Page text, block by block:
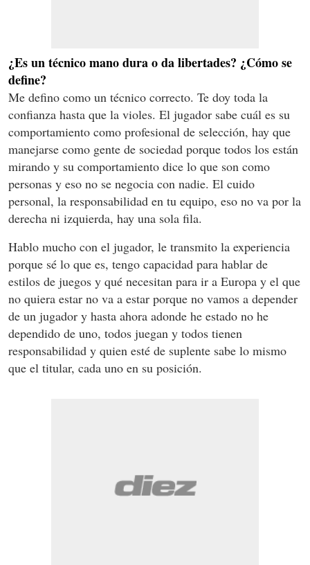
¿Es un técnico mano dura o da libertades? ¿Cómo se
define?
Me defino como un técnico correcto. Te doy toda la
confianza hasta que la violes. El jugador sabe cuál es su
comportamiento como profesional de selección, hay que
manejarse como gente de sociedad porque todos los están
mirando y su comportamiento dice lo que son como
personas y eso no se negocia con nadie. El cuido
personal, la responsabilidad en tu equipo, eso no va por la
derecha ni izquierda, hay una sola fila.
Hablo mucho con el jugador, le transmito la experiencia
porque sé lo que es, tengo capacidad para hablar de
estilos de juegos y qué necesitan para ir a Europa y el que
no quiera estar no va a estar porque no vamos a depender
de un jugador y hasta ahora adonde he estado no he
dependido de uno, todos juegan y todos tienen
responsabilidad y quien esté de suplente sabe lo mismo
que el titular, cada uno en su posición.